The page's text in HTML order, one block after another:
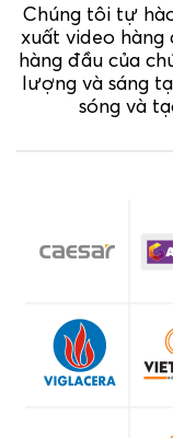
Chúng tôi tự
xuất video
hàng đầu của
lượng và sáng
sóng và